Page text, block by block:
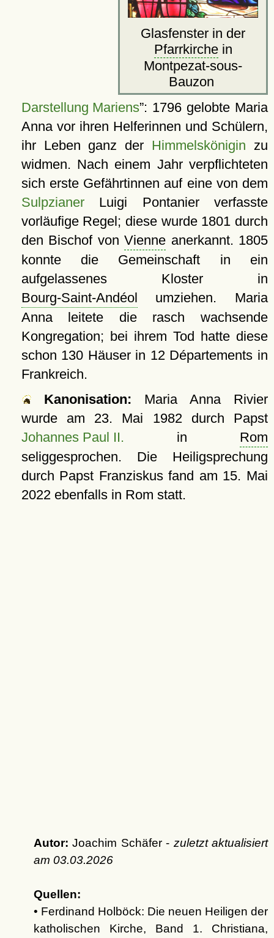
Glasfenster in der
Pfarrkirchein
Montpezat-sous-
Bauzon
Darstellung Mariens : 1796 gelobte Maria
Anna vor ihren Helferinnen und Schülern,
ihr Leben ganz der Himmelskönigin zu
widmen. Nach einem Jahr verpflichteten
sich erste Gefährtinnen auf eine von dem
SulpzianerLuigi Pontanier verfasste
vorläufige Regel; diese wurde 1801 durch
den Bischof vonVienne anerkannt. 1805
konnte die Gemeinschaft in ein
aufgelassenes Kloster in
Bourg-Saint-Andéol umziehen. Maria
Anna leitete die rasch wachsende
Kongregation; bei ihrem Tod hatte diese
schon 130 Häuser in 12 Départements in
Frankreich.
Kanonisation: Maria Anna Rivier
wurde am 23. Mai 1982 durch Papst
Johannes Paul II. in Rom
seliggesprochen. Die Heiligsprechung
durch Papst Franziskus fand am 15. Mai
2022 ebenfalls in Rom statt.
Autor: Joachim Schäfer - zuletzt aktualisiert
am 03.03.2026
Quellen:
• Ferdinand Holböck: Die neuen Heiligen der
katholischen Kirche, Band 1. Christiana,